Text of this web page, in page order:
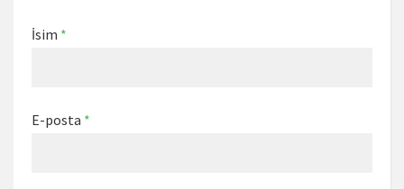
İsim *
E-posta *